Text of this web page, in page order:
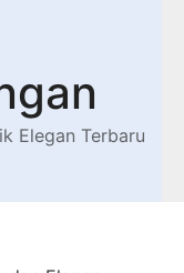
Elegan Terbaru